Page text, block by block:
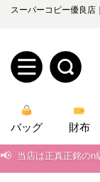
スーパーコピー優良店
規
ユ
ロ
グ
バッグ 財布
📢
📢